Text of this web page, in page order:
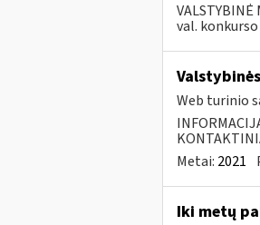
val.
Valstybinės
Web turinio
Metai: 2021
Iki metų